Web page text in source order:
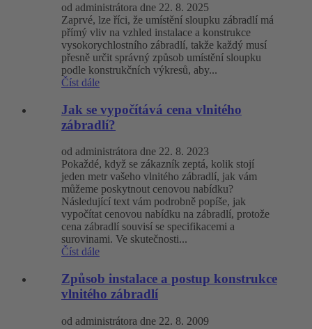
od administrátora dne 22. 8. 2025
Zaprvé, lze říci, že umístění sloupku zábradlí má
přímý vliv na vzhled instalace a konstrukce
vysokorychlostního zábradlí, takže každý musí
přesně určit správný způsob umístění sloupku
podle konstrukčních výkresů, aby...
Číst dále
Jak se vypočítává cena vlnitého
zábradlí?
od administrátora dne 22. 8. 2023
Pokaždé, když se zákazník zeptá, kolik stojí
jeden metr vašeho vlnitého zábradlí, jak vám
můžeme poskytnout cenovou nabídku?
Následující text vám podrobně popíše, jak
vypočítat cenovou nabídku na zábradlí, protože
cena zábradlí souvisí se specifikacemi a
surovinami. Ve skutečnosti...
Číst dále
Způsob instalace a postup konstrukce
vlnitého zábradlí
od administrátora dne 22. 8. 2009